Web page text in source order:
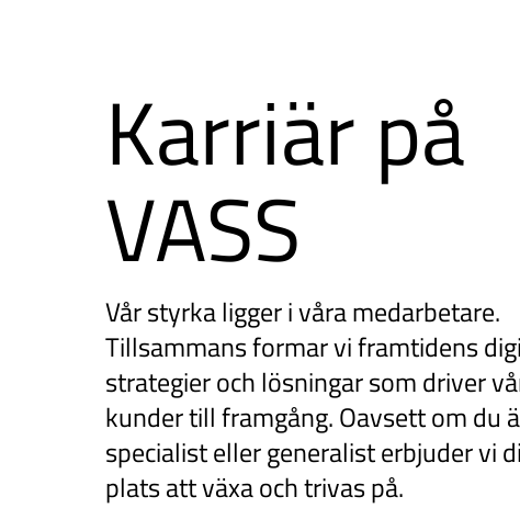
Karriär på
VASS
Vår styrka ligger i våra medarbetare.
Tillsammans formar vi framtidens
strategier och lösningar som driver
kunder till framgång. Oavsett om du
specialist eller generalist erbjuder vi
plats att växa och trivas på.